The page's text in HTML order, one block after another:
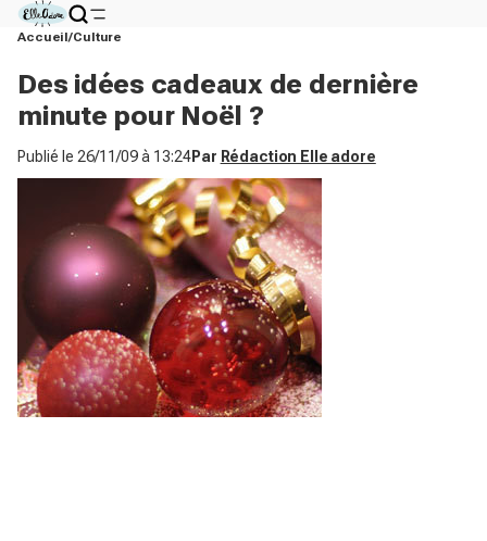
Accueil Culture
Des idées cadeaux de dernière
minute pour Noël ?
Publié le 26/11/09 à 13:24Par Rédaction Elle adore